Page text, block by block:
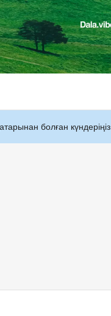
болған күндеріңіз